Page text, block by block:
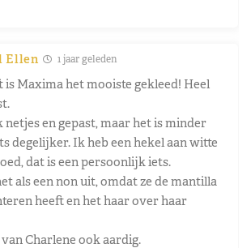
Ellen 1 jaar geleden
Maxima het mooiste gekleed! Heel
netjes en gepast, maar het is minder
degelijker. Ik heb een hekel aan witte
dat is een persoonlijk iets.
als een non uit, omdat ze de mantilla
heeft en het haar over haar
Charlene ook aardig.